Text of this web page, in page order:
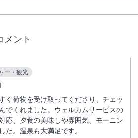
メント
ー・観光
ぐ荷物を受け取ってくださり、チェッ
でくれました。ウェルカムサービスの
応、夕食の美味しや雰囲気、モーニン
た。温泉も大満足です。